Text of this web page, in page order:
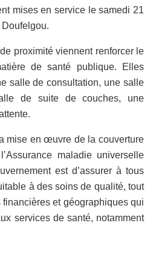
mises en service le samedi 21
proximité viennent renforcer le
de santé publique. Elles
salle de consultation, une salle
de suite de couches, une
mise en œuvre de la couverture
maladie universelle
est d’assurer à tous
à des soins de qualité, tout
et géographiques qui
services de santé, notamment